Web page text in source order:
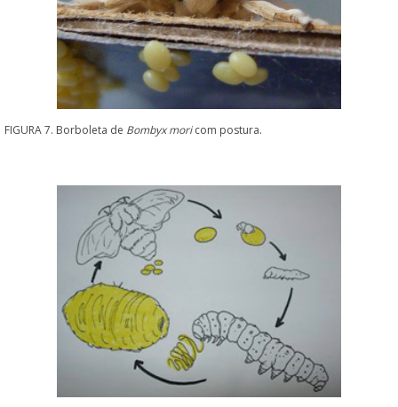
FIGURA 7. Borboleta de Bombyx moricom postura.